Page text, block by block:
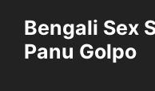
content
Bengali Sex
Panu Golpo